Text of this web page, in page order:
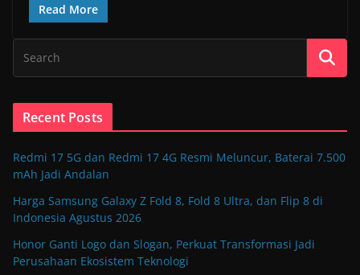
Read More
Recent Posts
Redmi 17 5G dan Redmi 17 4G Resmi Meluncur, Baterai 7.500
mAh Jadi Andalan
Harga Samsung Galaxy Z Fold 8, Fold 8 Ultra, dan Flip 8 di
Indonesia Agustus 2026
Honor Ganti Logo dan Slogan, Perkuat Transformasi Jadi
Perusahaan Ekosistem Teknologi